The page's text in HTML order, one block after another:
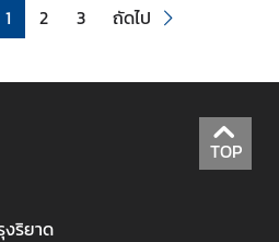
1 2 3 ถัดไป
TOP
ริยาด